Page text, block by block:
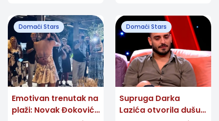
koji je mnoge
raznežio
Domaći Stars
Emotivan trenutak na
plaži: Novak Đoković
Domaći Stars
Supruga Darka
Lazića otvorila dušu: